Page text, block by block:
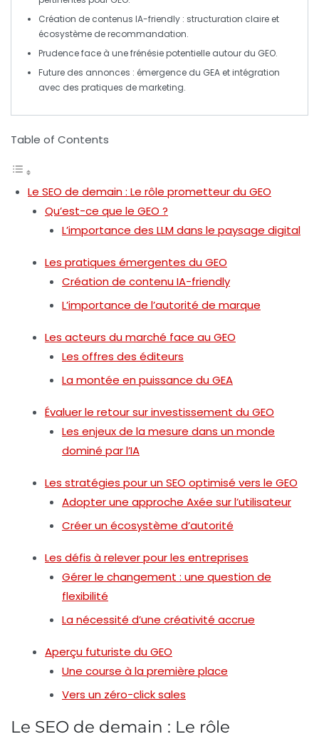
Création de contenus IA-friendly : structuration claire et
écosystème de recommandation.
Prudence face à une frénésie potentielle autour du GEO.
Future des annonces : émergence du GEA et intégration
avec des pratiques demarketing.
Table of Contents
Le SEO de demain : Le rôle prometteur du GEO
Qu’est-ce que le GEO ?
L’importance des LLM dans le paysage digital
Les pratiques émergentes du GEO
Création de contenu IA-friendly
L’importance de l’autorité de marque
Les acteurs du marché face au GEO
Les offres des éditeurs
La montée en puissance du GEA
Évaluer le retour sur investissement du GEO
Les enjeux de la mesure dans un monde
dominé par l’IA
Les stratégies pour un SEO optimisé vers le GEO
Adopter une approche Axée sur l’utilisateur
Créer un écosystème d’autorité
Les défis à relever pour les entreprises
Gérer le changement : une question de
flexibilité
La nécessité d’une créativité accrue
Aperçu futuriste du GEO
Une course à la première place
Vers un zéro-click sales
Le SEO de demain : Le rôle